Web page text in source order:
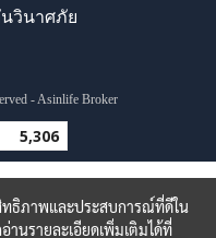
วินาศภัย
- Asinlife Broker
5,306
ทธิภาพและประสบการณ์ที่ดีใน
านรายละเอียดเพิ่มเติมได้ที่